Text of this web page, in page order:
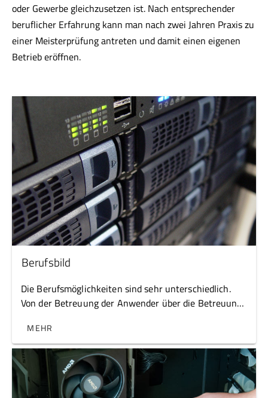
oder Gewerbe gleichzusetzen ist. Nach entsprechender
beruflicher Erfahrung kann man nach zwei Jahren Praxis zu
einer Meisterprüfung antreten und damit einen eigenen
Betrieb eröffnen.
Berufsbild
Die Berufsmöglichkeiten sind sehr unterschiedlich.
Von der Betreuung der Anwender über die Betreuung
Bereich ist alles möglich.
MEHR